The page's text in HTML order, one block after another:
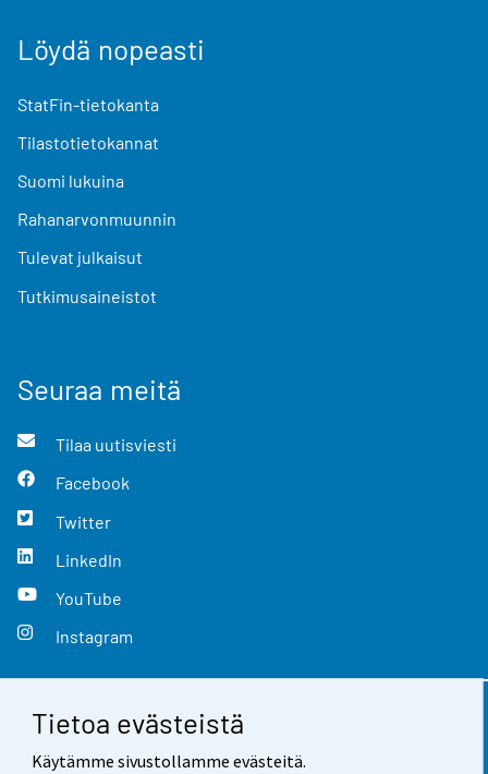
Tietoa evästeistä
Käytämme sivustollamme evästeitä.
Löydä nopeasti
StatFin-tietokanta
Tilastotietokannat
Suomi lukuina
Rahanarvonmuunnin
Tulevat julkaisut
Tutkimusaineistot
Seuraa meitä
Tilaa uutisviesti
Facebook
Twitter
LinkedIn
YouTube
Instagram
Yhteystiedot